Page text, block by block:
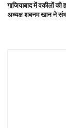
गाजियाबाद में वकीलों की
अध्यक्ष शबनम खान ने